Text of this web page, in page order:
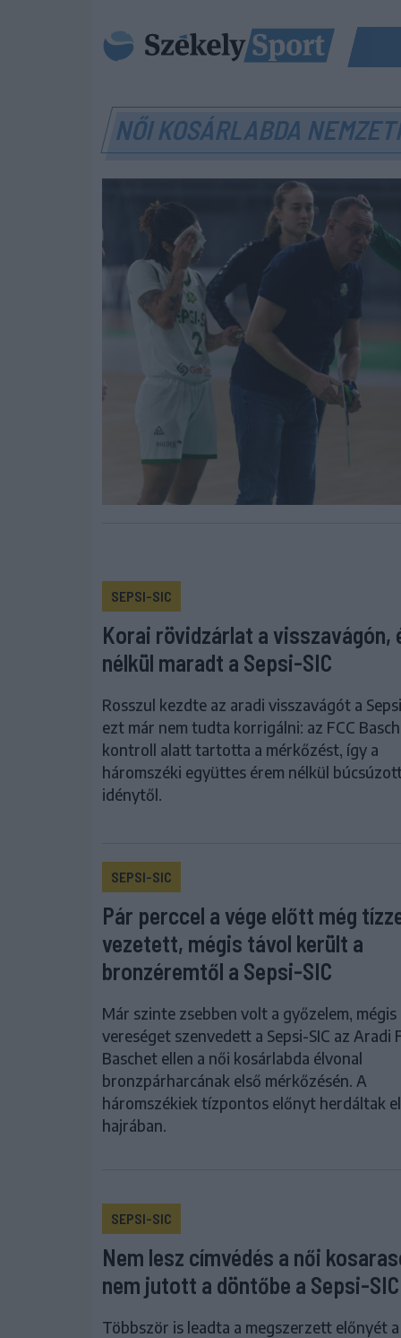
NŐI KOSÁRLABDA
SEPSI-SIC
Korai rövidzárlat a visszavágón,
nélkül maradt a Sepsi-SIC
Rosszul kezdte az aradi visszavágót a
ezt már nem tudta korrigálni: az FCC
kontroll alatt tartotta a mérkőzést, így a
háromszéki együttes érem nélkül
idénytől.
SEPSI-SIC
Pár perccel a vége előtt még
vezetett, mégis távol került a
bronzéremtől a Sepsi-SIC
Már szinte zsebben volt a győzelem, mégis
vereséget szenvedett a Sepsi-SIC az Aradi
Baschet ellen a női kosárlabda élvonal
bronzpárharcának első mérkőzésén. A
háromszékiek tízpontos előnyt herdáltak
hajrában.
SEPSI-SIC
Nem lesz címvédés a női
nem jutott a döntőbe a Sepsi-SIC
Többször is leadta a megszerzett előnyét a